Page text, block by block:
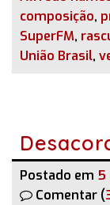
composição,
SuperFM,
União Brasil,
Postado em 5
Comentar (